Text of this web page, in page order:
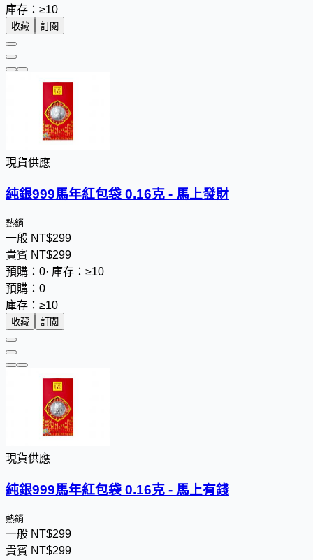
庫存：≥10
收藏 訂閱
現貨供應
純銀999馬年紅包袋 0.16克 - 馬上發財
熱銷
一般 NT$299
貴賓 NT$299
預購：0· 庫存：≥10
預購：0
庫存：≥10
收藏 訂閱
現貨供應
純銀999馬年紅包袋 0.16克 - 馬上有錢
熱銷
一般 NT$299
貴賓 NT$299